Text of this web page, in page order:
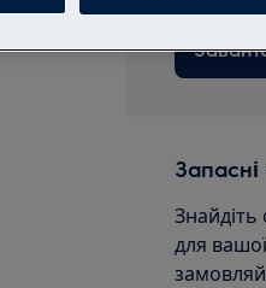
Знайдіть
для